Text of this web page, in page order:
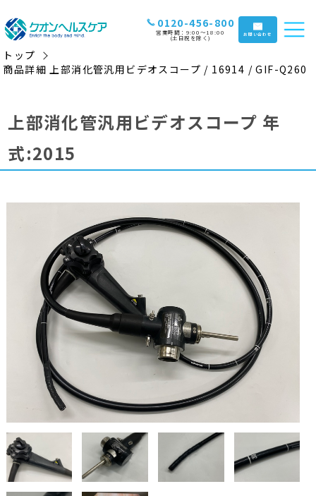
0120-456-800
営業時間：9:00〜18:00
(土日祝を除く) お問い合わせ
トップ
商品詳細 上部消化管汎用ビデオスコープ / 16914 / GIF-Q260
上部消化管汎用ビデオスコープ 年
式:2015